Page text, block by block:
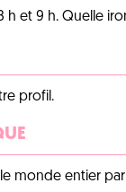
h et 9 h. Quelle
profil.
monde entier